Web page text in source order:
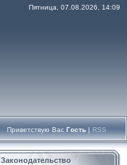
Пятница, 07.08.2026, 14:09
Приветствую Вас Гость | RSS
Законодательство